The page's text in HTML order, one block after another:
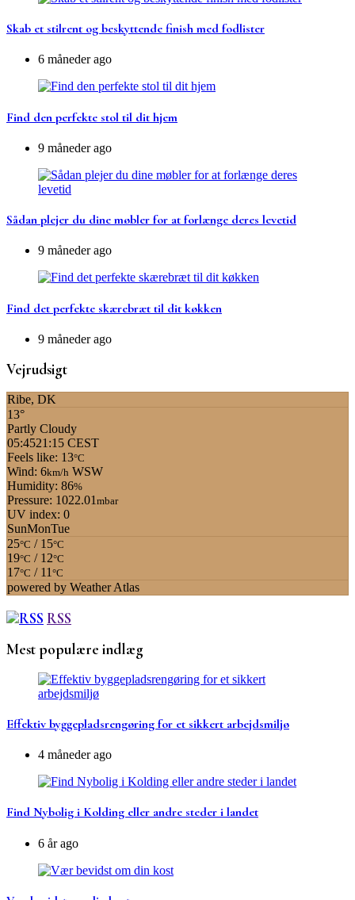
Skab et stilrent og beskyttende finish med fodlister
6 måneder ago
Find den perfekte stol til dit hjem
9 måneder ago
Sådan plejer du dine møbler for at forlænge deres levetid
9 måneder ago
Find det perfekte skærebræt til dit køkken
9 måneder ago
Vejrudsigt
Ribe, DK
13°
Partly Cloudy
05:4521:15 CEST
Feels like: 13°C
Wind: 6km/h WSW
Humidity: 86%
Pressure: 1022.01mbar
UV index: 0
SunMonTue
25°C / 15°C
19°C / 12°C
17°C / 11°C
powered by Weather Atlas
RSS
Mest populære indlæg
Effektiv byggepladsrengøring for et sikkert arbejdsmiljø
4 måneder ago
Find Nybolig i Kolding eller andre steder i landet
6 år ago